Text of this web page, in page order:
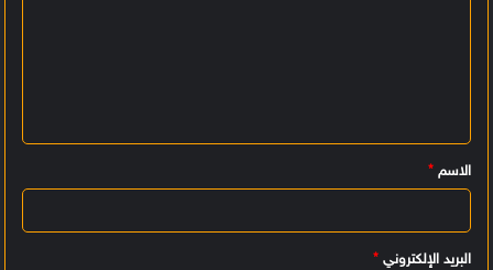
ي
ق
الاسم *
البريد الإلكتروني *